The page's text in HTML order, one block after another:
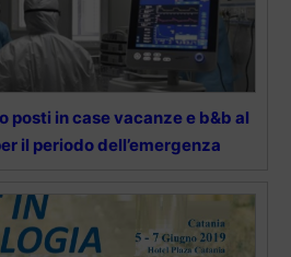
posti in case vacanze e b&b al
il periodo dell’emergenza